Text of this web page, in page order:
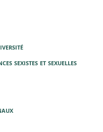
sexistes et sexuelles